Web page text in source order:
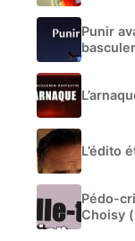
Punir
L’édito
Pédo-
Choisy